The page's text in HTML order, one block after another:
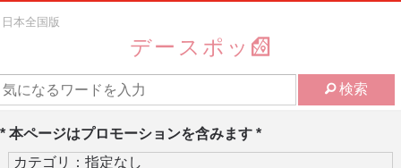
日本全国版
デースポッ
検索
* 本ページはプロモーションを含みます *